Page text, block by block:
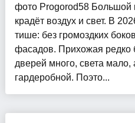
фото Progorod58 Большой
крадёт воздух и свет. В
тише: без громоздких
фасадов. Прихожая редко
дверей много, света
гардеробной. Поэто...